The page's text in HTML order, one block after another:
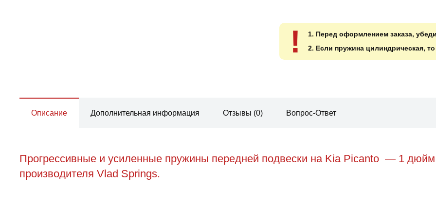
!
1. Перед оформлением заказа,
2. Если пружина цилиндрическая,
Описание Дополнительная информация Отзывы (0) Вопрос-Ответ
Прогрессивные и усиленные пружины передней подвески на Kia Picanto — 1 дюйм
производителя Vlad Springs.